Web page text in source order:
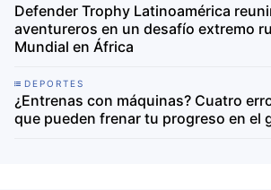
Defender Trophy Latinoamérica
aventureros en un desafío extremo
Mundial en África
DEPORTES
¿Entrenas con máquinas? Cuatro
que pueden frenar tu progreso en el